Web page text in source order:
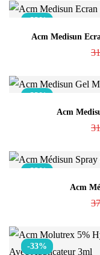
-33%
Acm Medisun
-33%
Acm
-33%
Acm
-33%